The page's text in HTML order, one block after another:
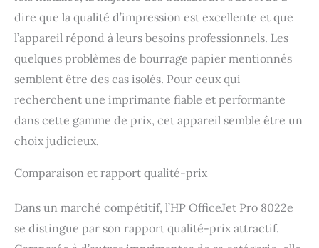
dire que la qualité d’impression est excellente et que
l’appareil répond à leurs besoins professionnels. Les
quelques problèmes de bourrage papier mentionnés
semblent être des cas isolés. Pour ceux qui
recherchent une imprimante fiable et performante
dans cette gamme de prix, cet appareil semble être un
choix judicieux.
Comparaison et rapport qualité-prix
Dans un marché compétitif, l’HP OfficeJet Pro 8022e
se distingue par son rapport qualité-prix attractif.